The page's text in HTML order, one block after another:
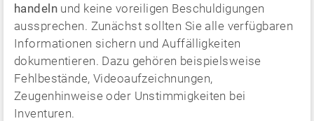
handeln und keine voreiligen Beschuldigungen
aussprechen. Zunächst sollten Sie alle verfügbaren
Informationen sichern und Auffälligkeiten
dokumentieren. Dazu gehören beispielsweise
Fehlbestände, Videoaufzeichnungen,
Zeugenhinweise oder Unstimmigkeiten bei
Inventuren.